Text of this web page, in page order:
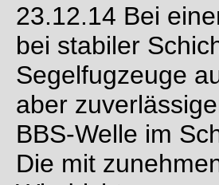
23.12.14 Bei
bei stabiler
Segelfugzeuge
aber
BBS-Welle im
Die mit